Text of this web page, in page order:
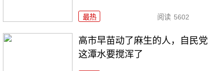
最热 阅读 5602
高市早苗动了麻生的人，自民党
这潭水要搅浑了